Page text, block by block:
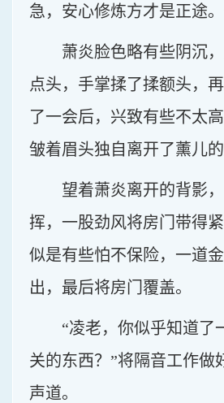
急，安心修炼方才是正途
萧炎脸色略有些阴沉
点头，手掌揉了揉额头，
了一会后，兴致有些不太
皱着眉头独自离开了薰儿的
望着萧炎离开的背影
挥，一股劲风将房门带得
似是有些怕不保险，一道
出，最后将房门覆盖。
“凌老，你似乎知道了
关的东西？”将隔音工作做
声道。